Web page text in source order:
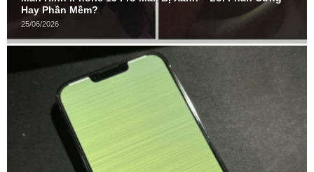
Hay Phần Mềm?
25/06/2026